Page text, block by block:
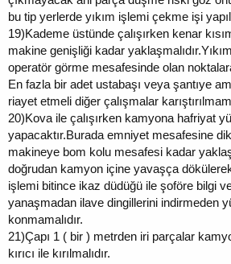
bu tip yerlerde yıkım işlemi çekme işi
19)Kademe üstünde çalışırken kenar
makine genişliği kadar
operatör görme mesafesinde olan
En fazla bir adet ustabaşı veya şantıye
riayet etmeli diğer çalışmalar
20)Kova ile çalışırken kamyona hafriyat
yapacaktır.Burada emniyet mesafesine
makineye bom kolu mesafesi kadar
doğrudan kamyon içine yavaşça
işlemi bitince ikaz düdüğü ile şoföre bilgi
yanaşmadan ilave dingillerini indirmeden
konmamalıdır.
21)Çapı 1 ( bir ) metrden iri parçalar
kırıcı ile kırılmalıdır.